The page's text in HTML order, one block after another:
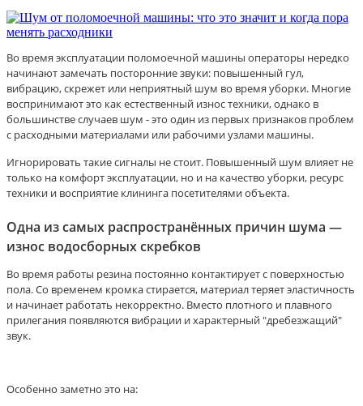
Во время эксплуатации поломоечной машины операторы нередко
начинают замечать посторонние звуки: повышенный гул,
вибрацию, скрежет или неприятный шум во время уборки. Многие
воспринимают это как естественный износ техники, однако в
большинстве случаев шум - это один из первых признаков проблем
с расходными материалами или рабочими узлами машины.
Игнорировать такие сигналы не стоит. Повышенный шум влияет не
только на комфорт эксплуатации, но и на качество уборки, ресурс
техники и восприятие клининга посетителями объекта.
Одна из самых распространённых причин шума —
износ водосборных скребков
Во время работы резина постоянно контактирует с поверхностью
пола. Со временем кромка стирается, материал теряет эластичность
и начинает работать некорректно. Вместо плотного и плавного
прилегания появляются вибрации и характерный "дребезжащий"
звук.
Особенно заметно это на: